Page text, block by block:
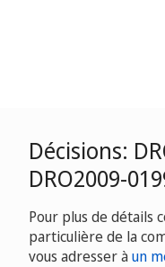
Décisions:
DRO2009-
Pour plus de détails
particulière de la
vous adresser àun